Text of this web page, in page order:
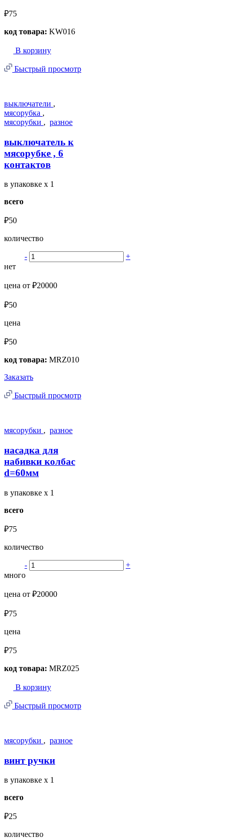
₽75
код товара: KW016
В корзину
Быстрый просмотр
выключатели ,
мясорубка ,
мясорубки , разное
выключатель к
мясорубке , 6
контактов
в упаковке x 1
всего
₽50
количество
-
+
нет
цена от ₽20000
₽50
цена
₽50
код товара: MRZ010
Заказать
Быстрый просмотр
мясорубки , разное
насадка для
набивки колбас
d=60мм
в упаковке x 1
всего
₽75
количество
-
+
много
цена от ₽20000
₽75
цена
₽75
код товара: MRZ025
В корзину
Быстрый просмотр
мясорубки , разное
винт ручки
в упаковке x 1
всего
₽25
количество